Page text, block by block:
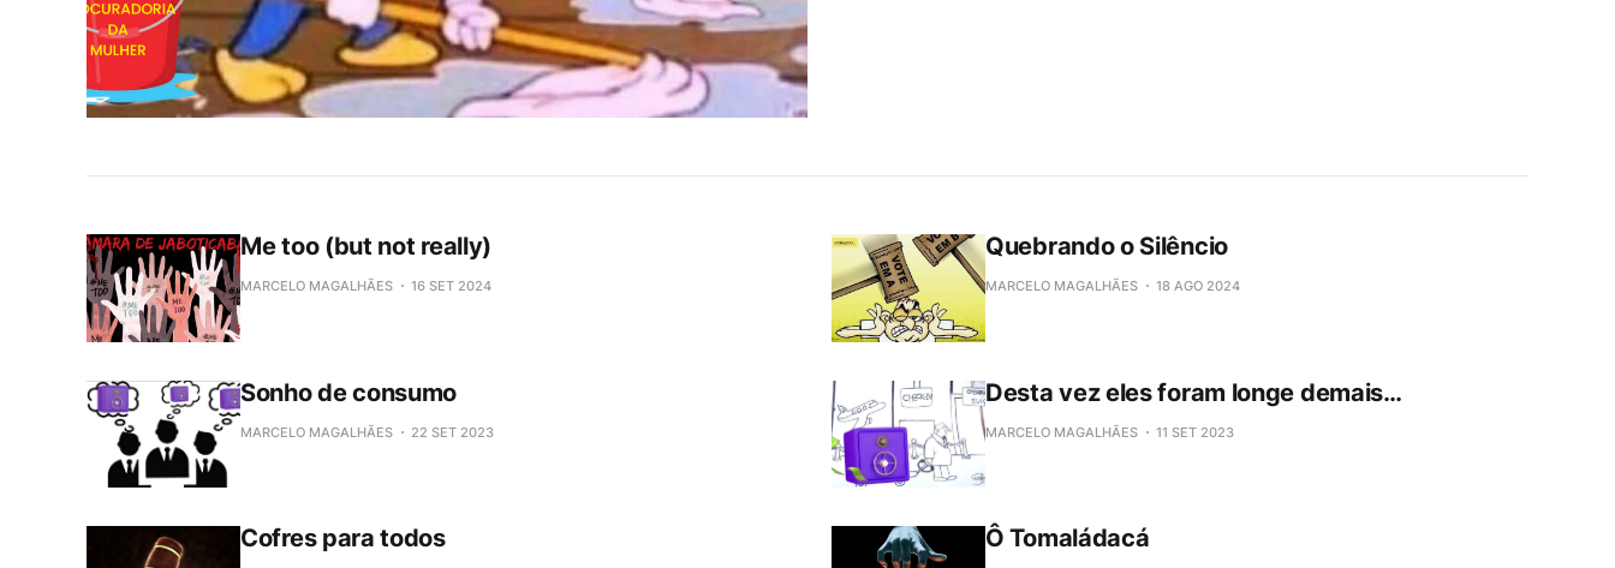
Me too (but not really)
MARCELO MAGALHÃES 16 SET 2024
Quebrando o Silêncio
MARCELO MAGALHÃES 18 AGO 2024
Sonho de consumo
MARCELO MAGALHÃES 22 SET 2023
Desta vez eles foram longe demais…
MARCELO MAGALHÃES 11 SET 2023
Cofres para todos Ô Tomaládacá